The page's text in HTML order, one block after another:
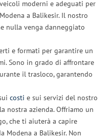
moderni e adeguati per
a Balikesir. Il nostro
nulla venga danneggiato
e formati per garantire un
Sono in grado di affrontare
il trasloco, garantendo
costi e sui servizi del nostro
nostra azienda. Offriamo un
che ti aiuterà a capire
Modena a Balikesir. Non